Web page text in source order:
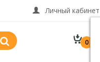
Личный кабинет
0